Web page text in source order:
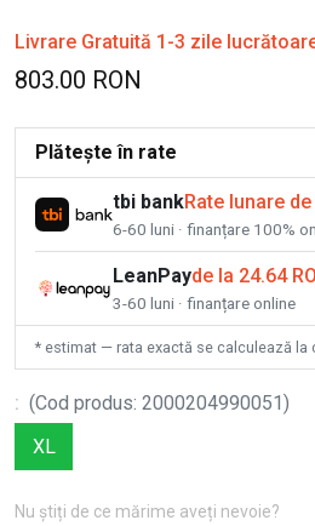
Livrare Gratuită 1-3 zile
803.00 RON
Plătește în rate
tbi bankRate lunare de
6-60 luni · finanțare 100%
LeanPayde la 24.64
3-60 luni · finanțare online
* estimat — rata exactă se calculează la
: (Cod produs: 2000204990051 )
XL
Nu știți de ce mărime aveți nevoie?